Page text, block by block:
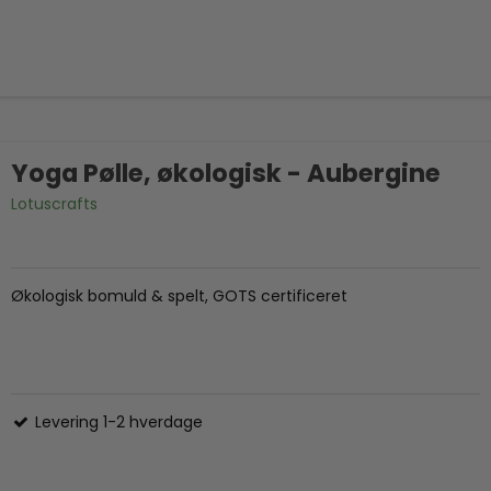
Yoga Pølle, økologisk - Aubergine
Lotuscrafts
Økologisk bomuld & spelt, GOTS certificeret
Levering 1-2 hverdage